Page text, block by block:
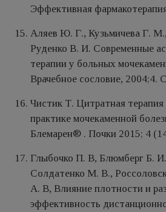
Эффективная
Аляев Ю. Г., Кузьмичева Г.
Руденко В. И. Современные
терапии у больных
Врачебное сословие, 2004;4.
Чистик Т. Цитратная терапия
практике мочекаменной
Блемарен® . Почки 2015; 4
Глыбочко П. В, Блюмберг Б.
Солдатенко М. В.,
А. В, Влияние плотности и
эффективность